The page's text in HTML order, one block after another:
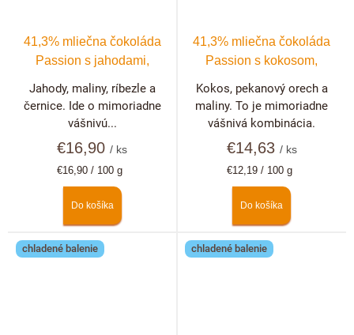
41,3% mliečna čokoláda
Passion s jahodami,
ríbezľami
€16,90/ ks
Jednotková
€16,90 / 100 g
Do košíka
Jahody, maliny, ríbezle a
černice. Ide o mimoriadne
vášnivú...
41,3% mliečna čokoláda
Passion s kokosom,
malinami
€14,63 / ks
Jednotková
€12,19 / 100 g
Do košíka
Kokos, pekanový orech a
maliny. To je mimoriadne
vášnivá kombinácia.
chladené balenie chladené balenie